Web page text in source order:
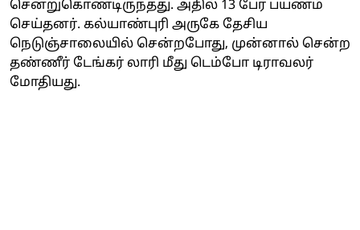
சென்றுகொண்டிருந்தது. அதில் 13 பேர் பயணம்
செய்தனர். கல்யாண்புரி அருகே தேசிய
நெடுஞ்சாலையில் சென்றபோது, முன்னால் சென்ற
தண்ணீர் டேங்கர் லாரி மீது டெம்போ டிராவலர்
மோதியது.